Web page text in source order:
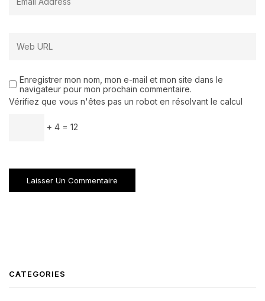
Enregistrer mon nom, mon e-mail et mon site dans le
navigateur pour mon prochain commentaire.
Vérifiez que vous n'êtes pas un robot en résolvant le calcul
+ 4 = 12
CATEGORIES